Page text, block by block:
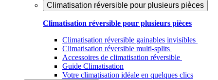
Climatisation réversible pour plusieurs pièces
Climatisation réversible pour plusieurs pièces
Climatisation réversible gainables invisibles
Climatisation réversible multi-splits
Accessoires de climatisation réversible
Guide Climatisation
Votre climatisation idéale en quelques clics